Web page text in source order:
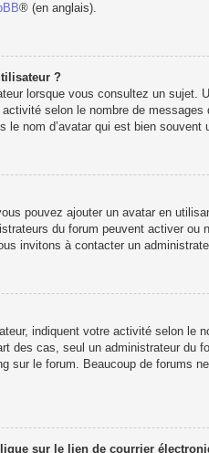
® (en anglais).
?
lorsque vous consultez un
selon le nombre de
nom d’avatar qui est bien souvent
pouvez ajouter un avatar en
du forum peuvent activer
invitons à contacter un
indiquent votre activité selon
des cas, seul un administrateur
sur le forum. Beaucoup de forums
sur le lien de courrier